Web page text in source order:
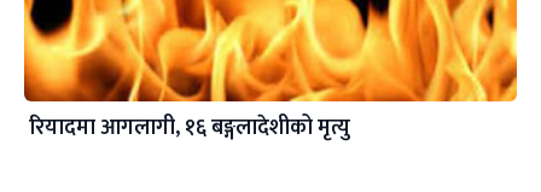
रियादमा आगलागी, १६ बङ्गलादेशीको मृत्यु